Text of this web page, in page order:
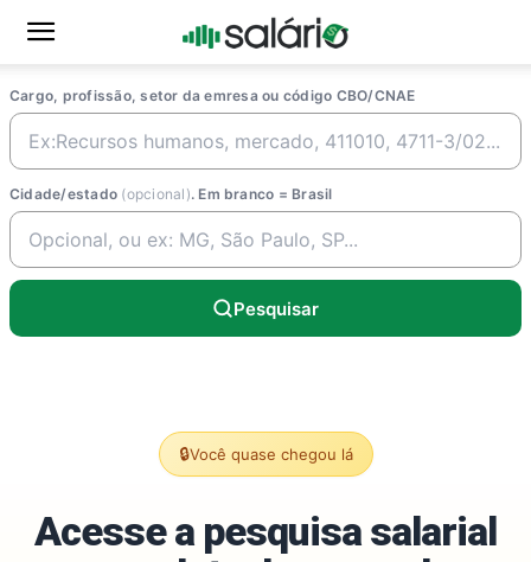
Cargo, profissão, setor da emresa ou código CBO/CNAE
Cidade/estado (opcional). Em branco = Brasil
Pesquisar
🔒Você quase chegou lá
Acesse a pesquisa salarial